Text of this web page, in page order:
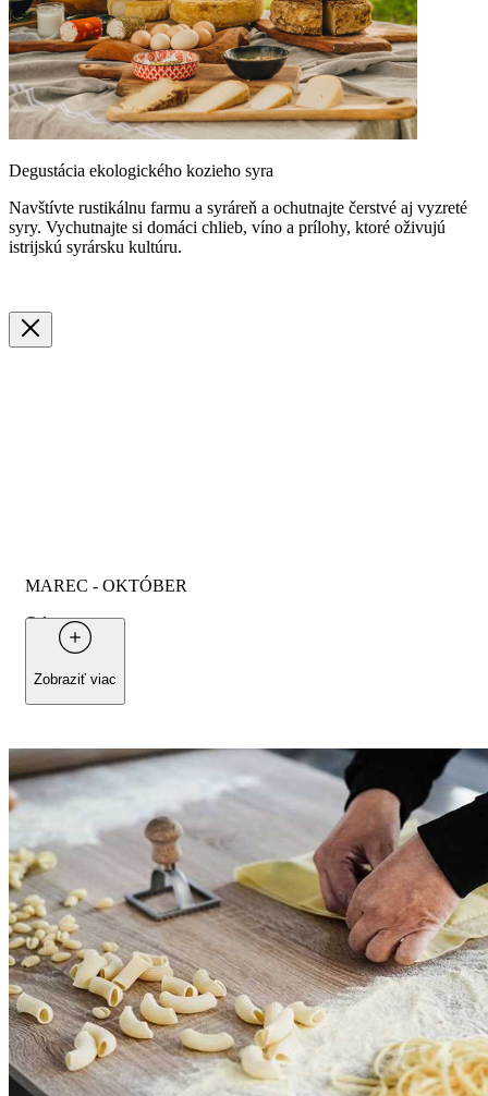
Degustácia ekologického kozieho syra
Navštívte rustikálnu farmu a syráreň a ochutnajte čerstvé aj vyzreté
syry. Vychutnajte si domáci chlieb, víno a prílohy, ktoré oživujú
istrijskú syrársku kultúru.
MAREC - OKTÓBER
Od
na osobu
Zobraziť viac